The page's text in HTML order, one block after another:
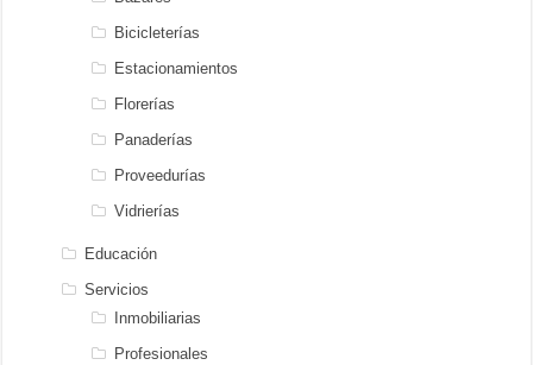
Bicicleterías
Estacionamientos
Florerías
Panaderías
Proveedurías
Vidrierías
Educación
Servicios
Inmobiliarias
Profesionales